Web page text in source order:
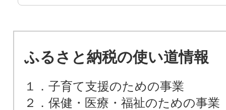
ふるさと納税の使い道情報
１．子育て支援のための事業
２．保健・医療・福祉のための事業